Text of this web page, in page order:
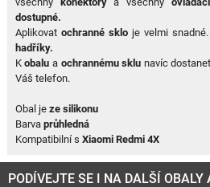
dostupné.
Aplikovat ochranné skloje velmi
hadříky.
Kobalu a ochrannému sklu navíc
Váš telefon.
Obal jeze silikonu
Barva průhledná
Kompatibilní s Xiaomi Redmi 4X
PODÍVEJTE SE I NA DALŠÍ OBALY